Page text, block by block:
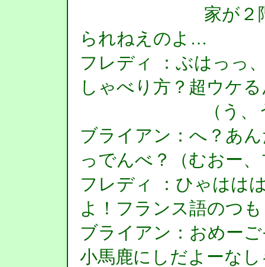
家が２階まで
られねえのよ…
フレディ ：ぶはっっ
しゃべり方？超ウケ
（う、うあー
ブライアン：へ？あ
っでんべ？（むおー
フレディ ：ひゃはは
よ！フランス語のつ
ブライアン：おめー
小馬鹿にしだよーな